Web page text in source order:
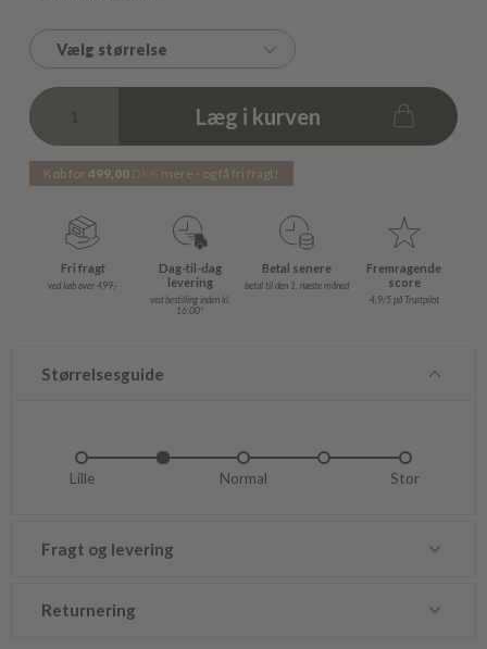
Vælg størrelse
Læg i kurven
Køb for499,00 DKK mere - og få fri fragt!
Fri fragt
ved køb over 499,-
Dag-til-dag
levering
ved bestilling inden kl.
16.00*
Betal senere
betal til den 1. næste måned
Fremragende
score
4,9/5 på Trustpilot
Størrelsesguide
Lille Normal Stor
Fragt og levering
Returnering